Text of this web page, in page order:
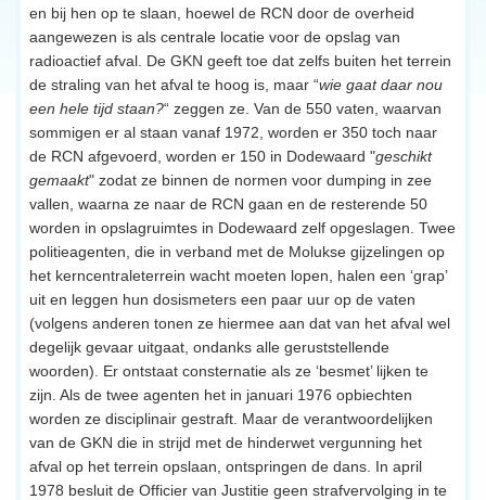
en bij hen op te slaan, hoewel de RCN door de overheid
aangewezen is als centrale locatie voor de opslag van
radioactief afval. De GKN geeft toe dat zelfs buiten het terrein
de straling van het afval te hoog is, maar “wie gaat daar nou
een hele tijd staan?“ zeggen ze. Van de 550 vaten, waarvan
sommigen er al staan vanaf 1972, worden er 350 toch naar
de RCN afgevoerd, worden er 150 in Dodewaard "geschikt
gemaakt" zodat ze binnen de normen voor dumping in zee
vallen, waarna ze naar de RCN gaan en de resterende 50
worden in opslagruimtes in Dodewaard zelf opgeslagen. Twee
politieagenten, die in verband met de Molukse gijzelingen op
het kerncentraleterrein wacht moeten lopen, halen een ‘grap’
uit en leggen hun dosismeters een paar uur op de vaten
(volgens anderen tonen ze hiermee aan dat van het afval wel
degelijk gevaar uitgaat, ondanks alle geruststellende
woorden). Er ontstaat consternatie als ze ‘besmet’ lijken te
zijn. Als de twee agenten het in januari 1976 opbiechten
worden ze disciplinair gestraft. Maar de verantwoordelijken
van de GKN die in strijd met de hinderwet vergunning het
afval op het terrein opslaan, ontspringen de dans. In april
1978 besluit de Officier van Justitie geen strafvervolging in te